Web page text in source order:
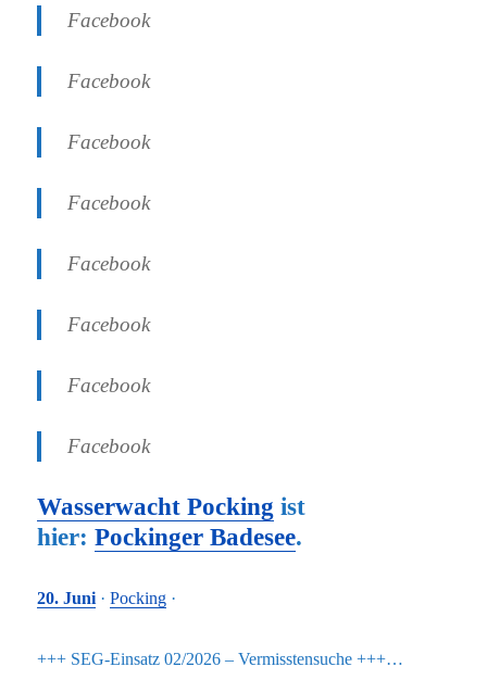
Facebook
Facebook
Facebook
Facebook
Facebook
Facebook
Facebook
Facebook
Wasserwacht Pocking ist
hier:Pockinger Badesee.
20. Juni ·Pocking ·
+++ SEG-Einsatz 02/2026 – Vermisstensuche +++…